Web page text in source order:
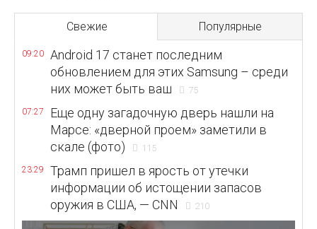
Свежие Популярные
09:20
Android 17 станет последним
обновлением для этих Samsung – среди
них может быть ваш
75
07:27
Еще одну загадочную дверь нашли на
Марсе: «дверной проем» заметили в
скале (фото)
115
23:29
Трамп пришел в ярость от утечки
информации об истощении запасов
оружия в США, — CNN
210